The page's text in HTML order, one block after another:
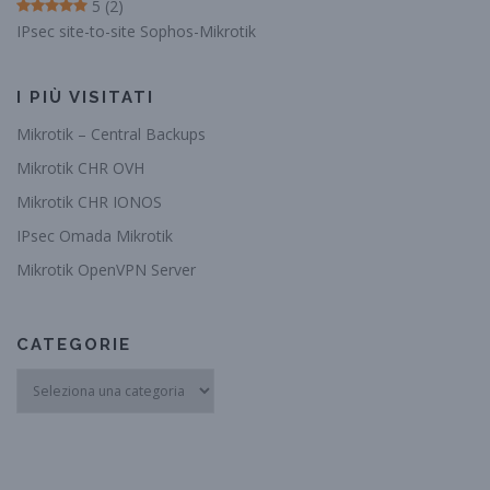
5 (2)
IPsec site-to-site Sophos-Mikrotik
I PIÙ VISITATI
Mikrotik – Central Backups
Mikrotik CHR OVH
Mikrotik CHR IONOS
IPsec Omada Mikrotik
Mikrotik OpenVPN Server
CATEGORIE